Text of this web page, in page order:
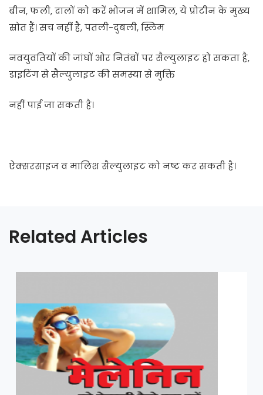
बीन, फली, दालों को करें भोजन में शामिल, ये प्रोटीन के मुख्य
स्रोत हैं। सच नहीं है, पतली-दुबली, स्लिम
नवयुवतियों की जांघों ओर नितंबों पर सैल्युलाइट हो सकता है,
डाइटिंग से सैल्युलाइट की समस्या से मुक्ति
नहीं पाई जा सकती है।
ऐक्सरसाइज व मालिश सैल्युलाइट को नष्ट कर सकती है।
Related Articles